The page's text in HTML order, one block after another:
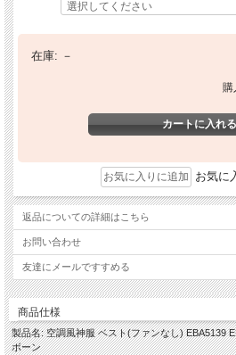
在庫: －
購
お気に
返品についての詳細はこちら
お問い合わせ
友達にメールですすめる
商品仕様
製品名: 空調風神服 ベスト(ファンなし) EBA5139
ボーン